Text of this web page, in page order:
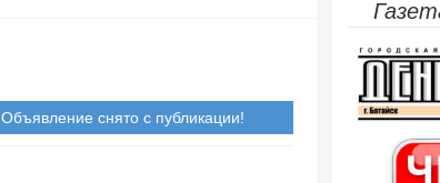
Объявление снято с публикации!